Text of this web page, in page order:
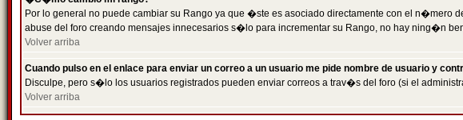
Por lo general no puede cambiar su Rango ya que �ste es asociado directamente con el n�mero
abuse del foro creando mensajes innecesarios s�lo para incrementar su Rango, no hay ning�n
Volver arriba
Cuando pulso en el enlace para enviar un correo a un usuario me pide nombre de usuario y
Disculpe, pero s�lo los usuarios registrados pueden enviar correos a trav�s del foro (si el
Volver arriba